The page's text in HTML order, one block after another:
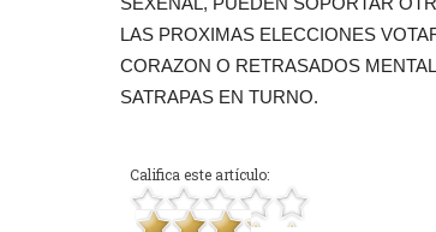
LAS PROXIMAS ELECCIONES
CORAZON O RETRASADOS
SATRAPAS EN TURNO.
Califica este artículo: